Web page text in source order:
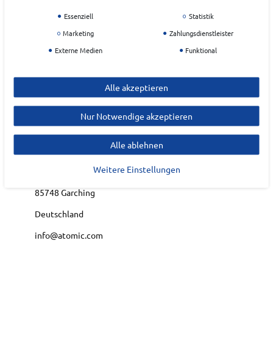
Art.-ID: 22217954
0887445417019
ATOMIC
EU Verantwortlicher
Amer Sports Deutschland
85748 Garching
Deutschland
info@atomic.com
Essenziell
Statistik
Marketing
Zahlungsdienstleister
Externe Medien
Funktional
Alle akzeptieren
Nur Notwendige akzeptieren
Alle ablehnen
Weitere Einstellungen